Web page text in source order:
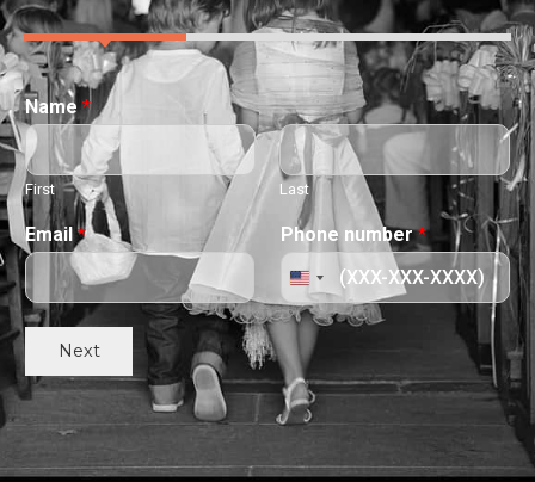
Name*
First Last
Email* Phone number*
Next